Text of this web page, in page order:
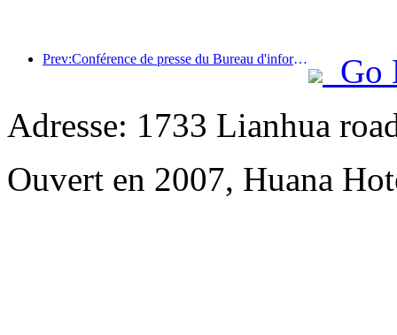
Prev:Conférence de presse du Bureau d'information du Conseil d'État : les recettes des voyages transfrontaliers de mon pays ont augmenté de 42 % au premier semestre de cette année
Go
Adresse: 1733 Lianhua
Ouvert en 2007, Huana